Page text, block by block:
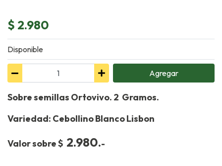
$ 2.980
Disponible
Agregar
Sobre semillas Ortovivo. 2 Gramos.
Variedad: Cebollino Blanco Lisbon
Valor sobre $ 2.980.-